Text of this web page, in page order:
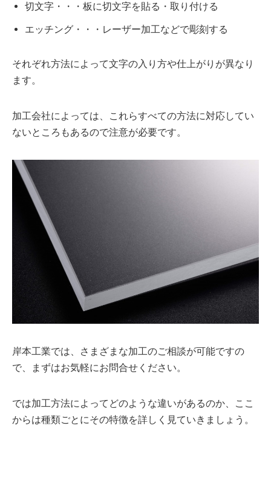
切文字・・・板に切文字を貼る・取り付ける
エッチング・・・レーザー加工などで彫刻する
それぞれ方法によって文字の入り方や仕上がりが異なり
ます。
加工会社によっては、これらすべての方法に対応してい
ないところもあるので注意が必要です。
岸本工業では、さまざまな加工のご相談が可能ですの
で、まずはお気軽にお問合せください。
では加工方法によってどのような違いがあるのか、ここ
からは種類ごとにその特徴を詳しく見ていきましょう。